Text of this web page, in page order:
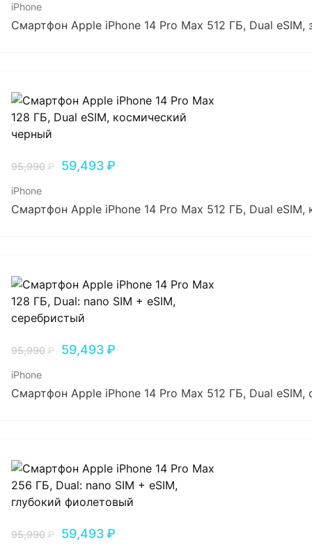
iPhone
Смартфон Apple iPhone 14 Pro Max 512 ГБ, Dual еSIM,
95,990₽ 59,493₽
iPhone
Смартфон Apple iPhone 14 Pro Max 512 ГБ, Dual
95,990₽ 59,493₽
iPhone
Смартфон Apple iPhone 14 Pro Max 512 ГБ, Dual еSIM,
95,990₽ 59,493₽